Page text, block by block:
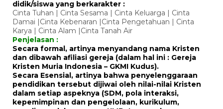
didik/siswa yang berkarakter :
Cinta Tuhan | Cinta Sesama | Cinta Keluarga | Cinta
Damai |Cinta Kebenaran |Cinta Pengetahuan | Cinta
Karya | Cinta Alam |Cinta Tanah Air
Penjelasan :
Secara formal, artinya menyandang nama Kristen
dan dibawah afiliasi gereja (dalam hal ini : Gereja
Kristen Muria Indonesia – GKMI Kudus).
Secara Esensial, artinya bahwa penyelenggaraan
pendidikan tersebut dijiwai oleh nilai-nilai Kristen
dalam setiap aspeknya (SDM, pola interaksi,
kepemimpinan dan pengelolaan, kurikulum,